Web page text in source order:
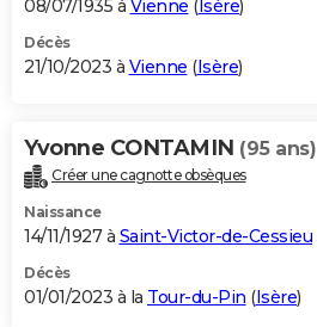
08/07/1935 à Vienne ( Isère)
Décès
21/10/2023 à Vienne (Isère)
Yvonne CONTAMIN (95 ans)
Créer une cagnotte obsèques
Naissance
14/11/1927 à Saint-Victor-de-Cessieu
Décès
01/01/2023 à la Tour-du-Pin (Isère)